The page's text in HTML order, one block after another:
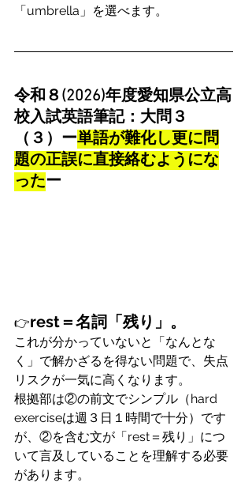
「umbrella」を選べます。
令和８(2026)年度愛知県公立高
校入試英語筆記：大問３
（３）ー単語が難化し更に問
題の正誤に直接絡むようにな
ったー
👉rest＝名詞「残り」。
これが分かっていないと「なんとな
く」で解かざるを得ない問題で、失点
リスクが一気に高くなります。
根拠部は②の前文でシンプル（hard
exerciseは週３日１時間で十分）です
が、②を含む文が「rest＝残り」につ
いて言及していることを理解する必要
があります。